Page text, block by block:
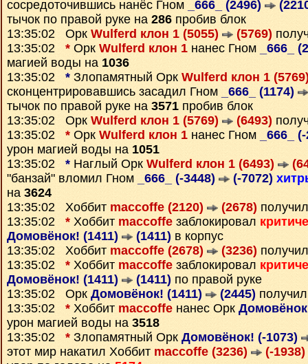
сосредоточившись нанёс Гном
_666_ (2496)
тычок по правой руке на 286 пробив блок
13:35:02 Орк Wulferd клон 1 (5055) (5769)
13:35:02 * Орк Wulferd клон 1 нанес Гном
_666_
магией воды на 1036
13:35:02 * Злопамятный Орк Wulferd клон 1
сконцентрировавшись засадил Гном
_666_ (1174)
тычок по правой руке на 3571 пробив блок
13:35:02 Орк Wulferd клон 1 (5769) (6493)
13:35:02 * Орк Wulferd клон 1 нанес Гном
_666_
урон магией воды на 1051
13:35:02 * Наглый Орк Wulferd клон 1 (6493)
"банзай" вломил Гном
_666_ (-3448) (-7072)
на 3624
13:35:02 Хоббит maccoffe (2120) (2678)
13:35:02 * Хоббит maccoffe заблокировал
Домовёнок! (1411)
(1411) в корпус
13:35:02 Хоббит maccoffe (2678) (3236)
13:35:02 * Хоббит maccoffe заблокировал
Домовёнок! (1411)
(1411) по правой руке
13:35:02 Орк Домовёнок! (1411) (2445)
13:35:02 * Хоббит maccoffe нанес Орк
урон магией воды на 3518
13:35:02 * Злопамятный Орк Домовёнок! (-1073)
этот мир накатил Хоббит maccoffe (3236)
(-1938)